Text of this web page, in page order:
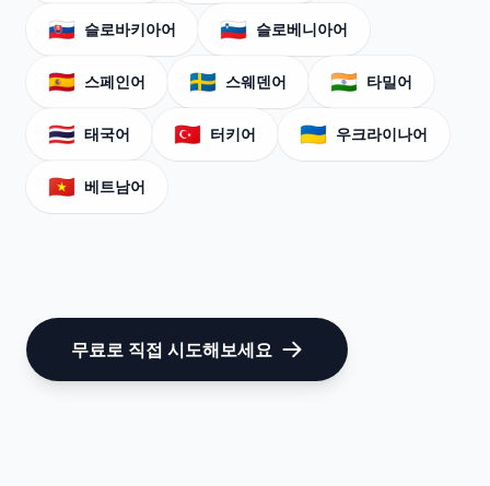
🇸🇰 슬로바키아어 🇸🇮 슬로베니아어
🇪🇸 스페인어 🇸🇪 스웨덴어 🇮🇳 타밀어
🇹🇭 태국어 🇹🇷 터키어 🇺🇦 우크라이나어
🇻🇳 베트남어
무료로 직접 시도해보세요